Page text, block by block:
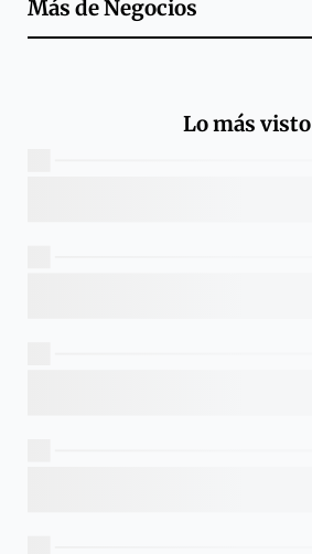
Más deNegocios
Lo más visto